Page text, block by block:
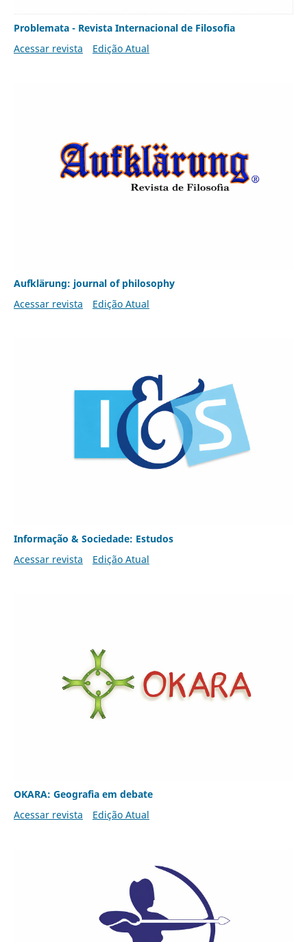
Problemata - Revista Internacional de Filosofia
Acessar revista
Edição Atual
Aufklärung: journal of philosophy
Acessar revista
Edição Atual
Informação & Sociedade: Estudos
Acessar revista
Edição Atual
OKARA: Geografia em debate
Acessar revista
Edição Atual